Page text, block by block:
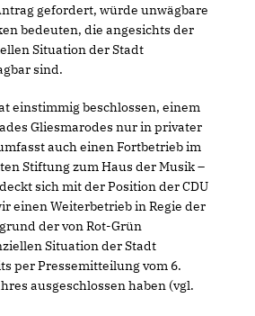
gefordert, würde unwägbare
bedeuten, die angesichts der
Situation der Stadt
sind.
einstimmig beschlossen, einem
Gliesmarodes nur in privater
auch einen Fortbetrieb im
Stiftung zum Haus der Musik –
sich mit der Position der CDU
einen Weiterbetrieb in Regie der
der von Rot-Grün
Situation der Stadt
per Pressemitteilung vom 6.
ausgeschlossen haben (vgl.